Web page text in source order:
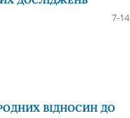
7-14
ВІДНОСИН ДО